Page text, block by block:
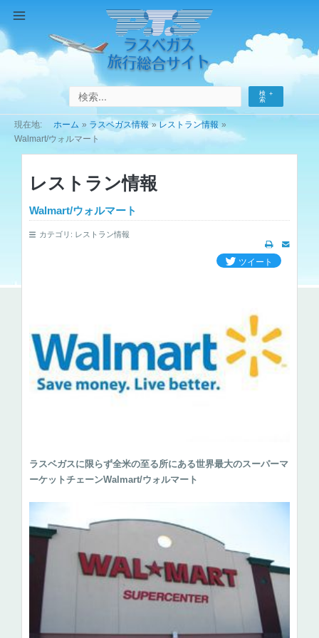
テ
ン
キ
Menu
検
索
ホーム ラスベガス情報
レストラン情報
Walmart/ウォルマート
レストラン情報
Walmart/ウォルマート
カテゴリ: レストラン情報
ラスベガスに限らず全米の至る所にある世界最大のスーパーマ
ーケットチェーンWalmart/ウォルマート
ツイート